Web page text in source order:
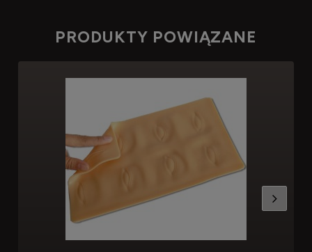
PRODUKTY POWIĄZANE